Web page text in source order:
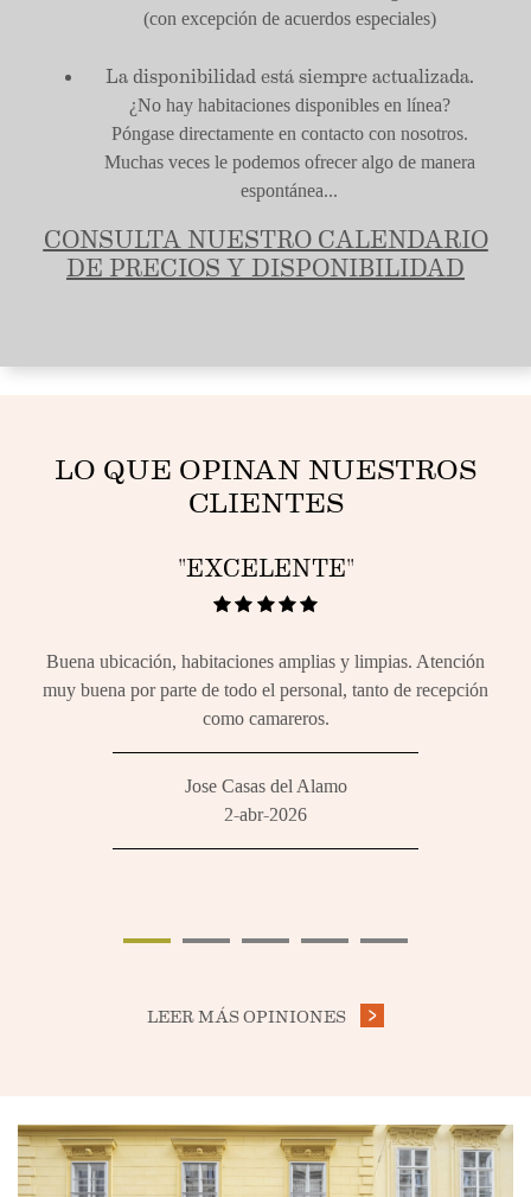
(con excepción de acuerdos especiales)
La disponibilidad está siempre actualizada.
¿No hay habitaciones disponibles en línea?
Póngase directamente en contacto con nosotros.
Muchas veces le podemos ofrecer algo de manera
espontánea...
CONSULTA NUESTRO CALENDARIO
DE PRECIOS Y DISPONIBILIDAD
LO QUE OPINAN NUESTROS
CLIENTES
"EXCELENTE"
Buena ubicación, habitaciones amplias y limpias. Atención
muy buena por parte de todo el personal, tanto de recepción
como camareros.
Jose Casas del Alamo
2-abr-2026
LEER MÁS OPINIONES
FEATURED